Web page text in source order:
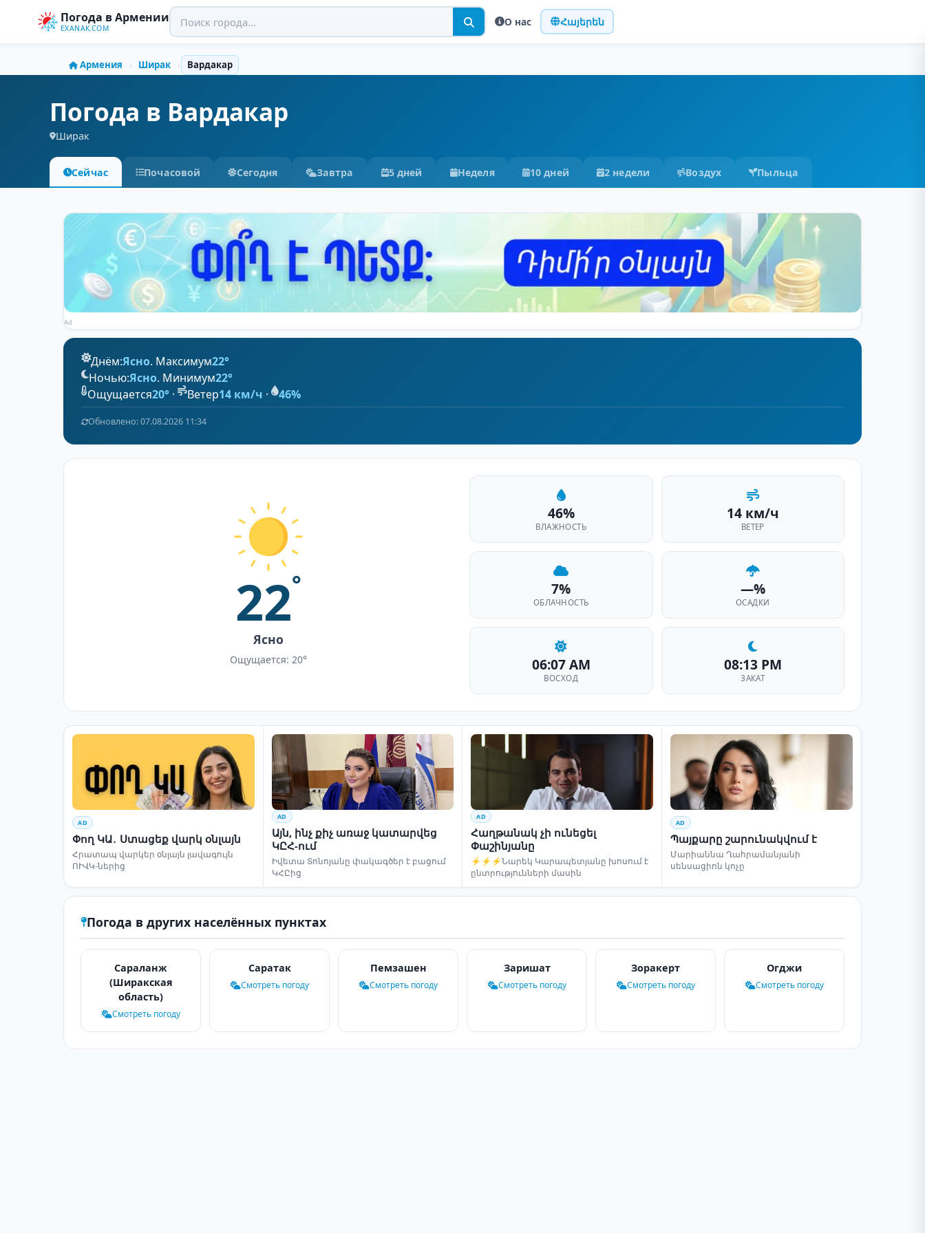
Погода в Армении
EXANAK.COM
О нас Հայերեն
Армения › Ширак › Вардакар
Погода в Вардакар
Ширак
Сейчас Почасовой Сегодня Завтра 5 дней Неделя 10 дней 2 недели Воздух Пыльца
Ad
Днём:Ясно. Максимум22°
Ночью:Ясно. Минимум22°
Ощущается20° · Ветер14 км/ч · 46%
Обновлено: 07.08.2026 11:34
22°
Ясно
Ощущается: 20°
46%
ВЛАЖНОСТЬ
14 км/ч
ВЕТЕР
7%
ОБЛАЧНОСТЬ
—%
ОСАДКИ
06:07 AM
ВОСХОД
08:13 PM
ЗАКАТ
AD
Փող ԿԱ․ Ստացեք վարկ օնլայն
Հրատապ վարկեր օնլայն լավագույն
ՈՒՎԿ-ներից
AD
Այն, ինչ քիչ առաջ կատարվեց
ԿԸՀ-ում
Իվետա Տոնոյանը փակագծեր է բացում
ԿՀԸից
AD
Հաղթանակ չի ունեցել
Փաշինյանը
⚡⚡⚡Նարեկ Կարապետյանը խոսում է
ընտրությունների մասին
AD
Պայքարը շարունակվում է
Մարիաննա Ղահրամանյանի
սենսացիոն կոչը
Погода в других населённых пунктах
Сараланж
(Ширакская
область)
Смотреть погоду
Саратак
Смотреть погоду
Пемзашен
Смотреть погоду
Заришат
Смотреть погоду
Зоракерт
Смотреть погоду
Огджи
Смотреть погоду